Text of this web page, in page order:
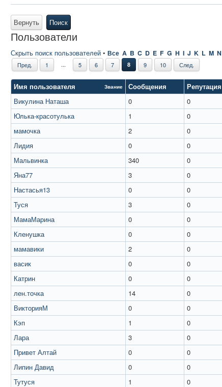
Вернуть Поиск
Пользователи
Скрыть поиск пользователей • Все A B C D E F G H I J K L M N
Пред. 1 ... 5 6 7 8 9 10 След.
Имя пользователя Звание Сообщения Репутация
Викулина Наташа
0 0
Юлька-красотулька
1 0
мамочка
2 0
Лидия
0 0
Мальвинка
340 0
Яна77
3 0
Настасья13
0 0
Туся
3 0
МамаМарина
0 0
Кленушка
0 0
мамавики
2 0
васик
0 0
Катрин
0 0
лен.точка
14 0
ВикторияМ
0 0
Кэп
1 0
Лара
3 0
Привет Алтай
0 0
Липин Давид
0 0
Тутуся
1 0